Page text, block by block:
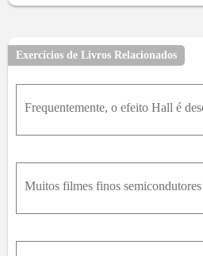
Exercícios de Livros Relacionados